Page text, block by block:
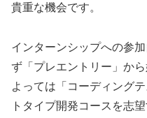
貴重な機会です。
インターンシップへの参
ず「プレエントリー」か
よっては「コーディング
トタイプ開発コースを志